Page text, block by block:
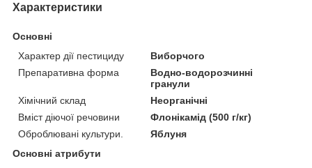
Характеристики
Основні
Характер дії пестициду
Виборчого
Препаративна форма
Водно-водорозчинні
гранули
Хімічний склад
Неорганічні
Вміст діючої речовини
Флонікамід (500 г/кг)
Оброблювані культури.
Яблуня
Основні атрибути